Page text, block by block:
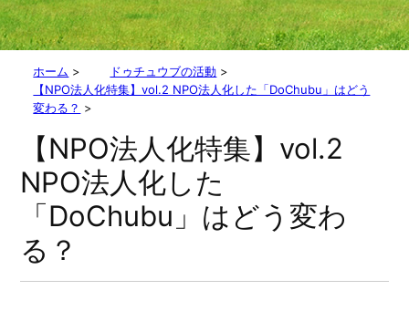
ホーム > ドゥチュウブの活動 >
【NPO法人化特集】vol.2 NPO法人化した「DoChubu」はどう
変わる？ >
【NPO法人化特集】vol.2
NPO法人化した
「DoChubu」はどう変わ
る？